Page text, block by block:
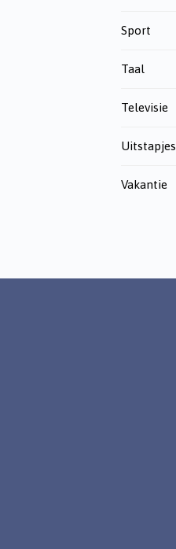
Sport
Taal
Televisie
Uitstapjes
Vakantie